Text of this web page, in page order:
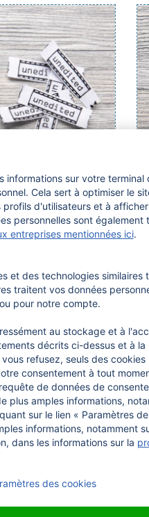
coton «
l'inscription «
Choisir